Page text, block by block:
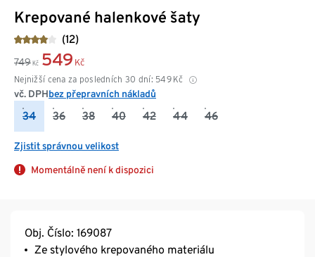
Krepované halenkové šaty
(12)
749 Kč 549 Kč
Nejnižší cena za posledních 30 dní: 549 Kč
vč. DPHbez přepravních nákladů
34 36 38 40 42 44 46
Zjistit správnou velikost
Momentálně není k dispozici
Obj. Číslo: 169087
Ze stylového krepovaného materiálu